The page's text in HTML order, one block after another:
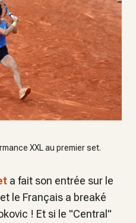
XXL au premier set.
a fait son entrée sur le
le Français a breaké
! Et si le "Central"